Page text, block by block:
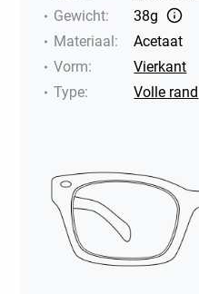
Gewicht:
38g
Materiaal:
Acetaat
Vorm:
Vierkant
Type: Volle rand